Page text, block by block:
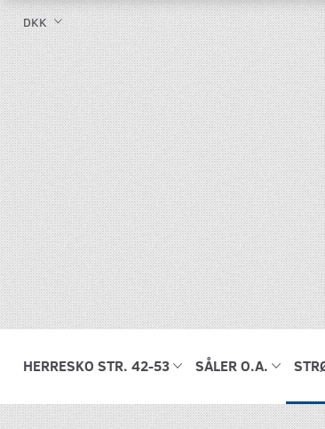
DKK
HERRESKO STR. 42-53 SÅLER O.A.